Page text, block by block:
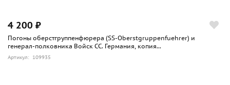
4 200 ₽
Погоны оберстгруппенфюрера (SS-Oberstgruppenfuehrer) и
генерал-полковника Войск СС. Германия, копия...
Артикул: 109935